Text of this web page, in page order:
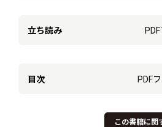
立ち読み
目次 PDF
この書籍に関